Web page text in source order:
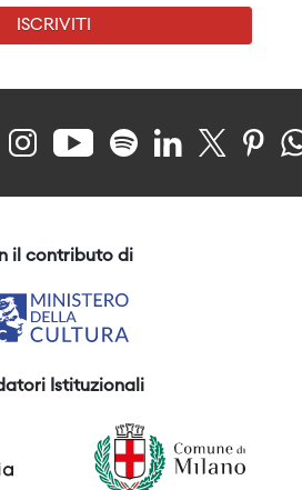
ISCRIVITI
il contributo di
Istituzionali